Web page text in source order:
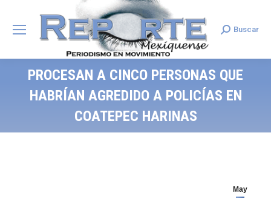
Search:
Buscar
PROCESAN A CINCO PERSONAS QUE
HABRÍAN AGREDIDO A POLICÍAS EN
COATEPEC HARINAS
May